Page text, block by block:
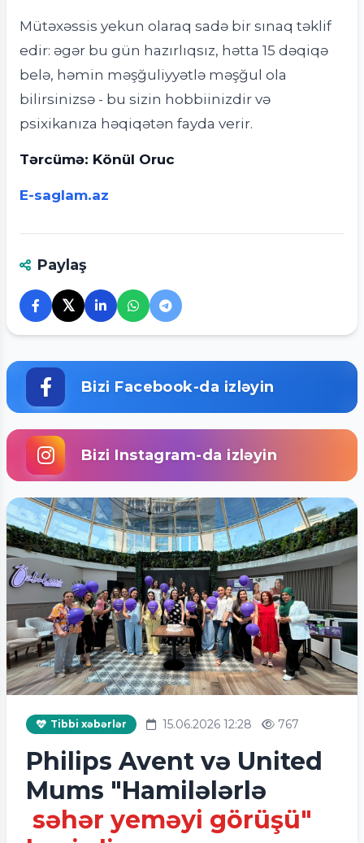
Mütəxəssis yekun olaraq sadə bir sınaq təklif
edir: əgər bu gün hazırlıqsız, hətta 15 dəqiqə
belə, həmin məşğuliyyətlə məşğul ola
bilirsinizsə - bu sizin hobbiinizdir və
psixikanıza həqiqətən fayda verir.
Tərcümə: Könül Oruc
E-saglam.az
Paylaş
𝕏
Bizi Facebook-da izləyin
Bizi Instagram-da izləyin
Tibbi xəbərlər 15.06.2026 12:28 767
Philips Avent və United
Mums "Hamilələrlə
səhər yeməyi görüşü"